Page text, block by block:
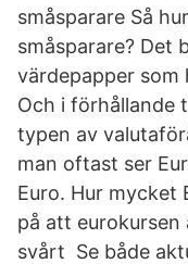
småsparare Så
småsparare? Det
värdepapper som
Och i förhållande
typen av
man oftast ser
Euro. Hur mycket
på att eurokursen
svårt Se både